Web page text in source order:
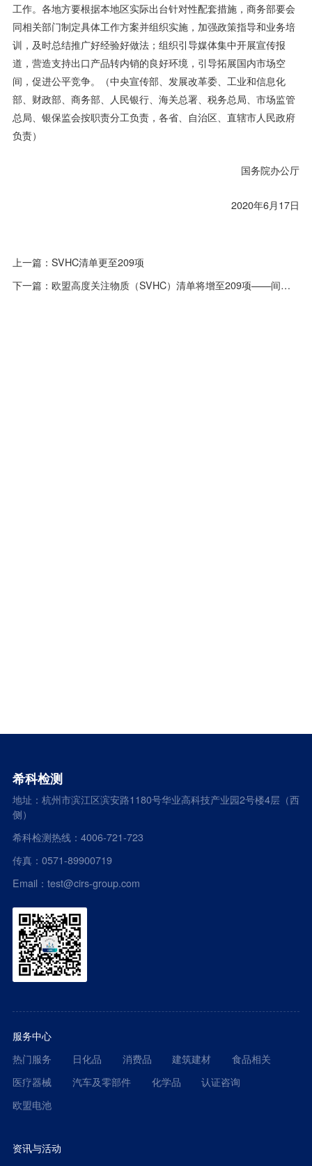
工作。各地方要根据本地区实际出台针对性配套措施，商务部要会
同相关部门制定具体工作方案并组织实施，加强政策指导和业务培
训，及时总结推广好经验好做法；组织引导媒体集中开展宣传报
道，营造支持出口产品转内销的良好环境，引导拓展国内市场空
间，促进公平竞争。（中央宣传部、发展改革委、工业和信息化
部、财政部、商务部、人民银行、海关总署、税务总局、市场监管
总局、银保监会按职责分工负责，各省、自治区、直辖市人民政府
负责）
国务院办公厅
2020年6月17日
上一篇： SVHC清单更至209项
下一篇： 欧盟高度关注物质（SVHC）清单将增至209项——间苯二酚未被纳入清单
希科检测
地址：杭州市滨江区滨安路1180号华业高科技产业园2号楼4层（西
侧）
希科检测热线：4006-721-723
传真：0571-89900719
Email：test@cirs-group.com
服务中心
热门服务
日化品 消费品 建筑建材
食品相关
医疗器械
汽车及零部件 化学品
认证咨询
欧盟电池
资讯与活动